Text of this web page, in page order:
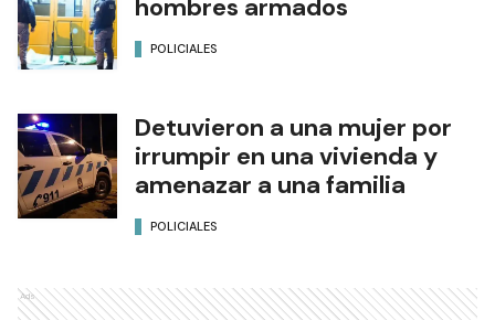
hombres armados
POLICIALES
Detuvieron a una mujer por
irrumpir en una vivienda y
amenazar a una familia
POLICIALES
Ads